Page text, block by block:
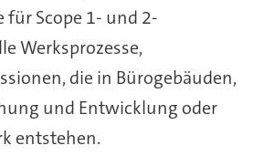
für Scope 1- und 2-
Werksprozesse,
die in Bürogebäuden,
und Entwicklung oder
entstehen.